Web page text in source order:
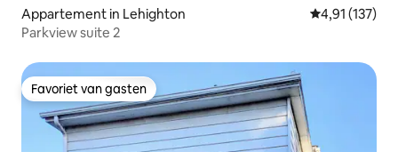
Appartement in Lehighton Gemiddelde
4,91 (137)
Parkview suite 2
Favoriet van gasten
Favoriet van gasten